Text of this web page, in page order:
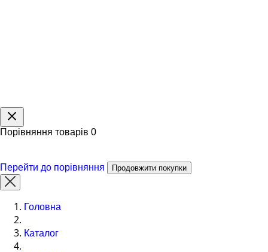
Порівняння товарів 0
Перейти до порівняння Продовжити покупки
Головна
Каталог